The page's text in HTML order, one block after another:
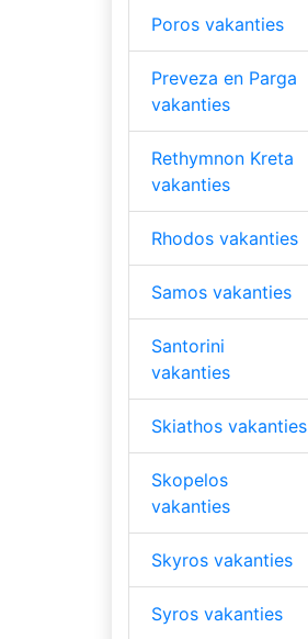
Poros vakanties
Preveza en Parga
vakanties
Rethymnon Kreta
vakanties
Rhodos vakanties
Samos vakanties
Santorini
vakanties
Skiathos vakanties
Skopelos
vakanties
Skyros vakanties
Syros vakanties